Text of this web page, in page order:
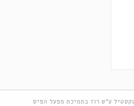
ע"ש רוז בתמיכת מפעל הפיס